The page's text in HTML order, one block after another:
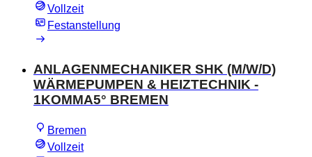
Vollzeit
Festanstellung
ANLAGENMECHANIKER SHK (M/W/D)
WÄRMEPUMPEN & HEIZTECHNIK -
1KOMMA5° BREMEN
Bremen
Vollzeit